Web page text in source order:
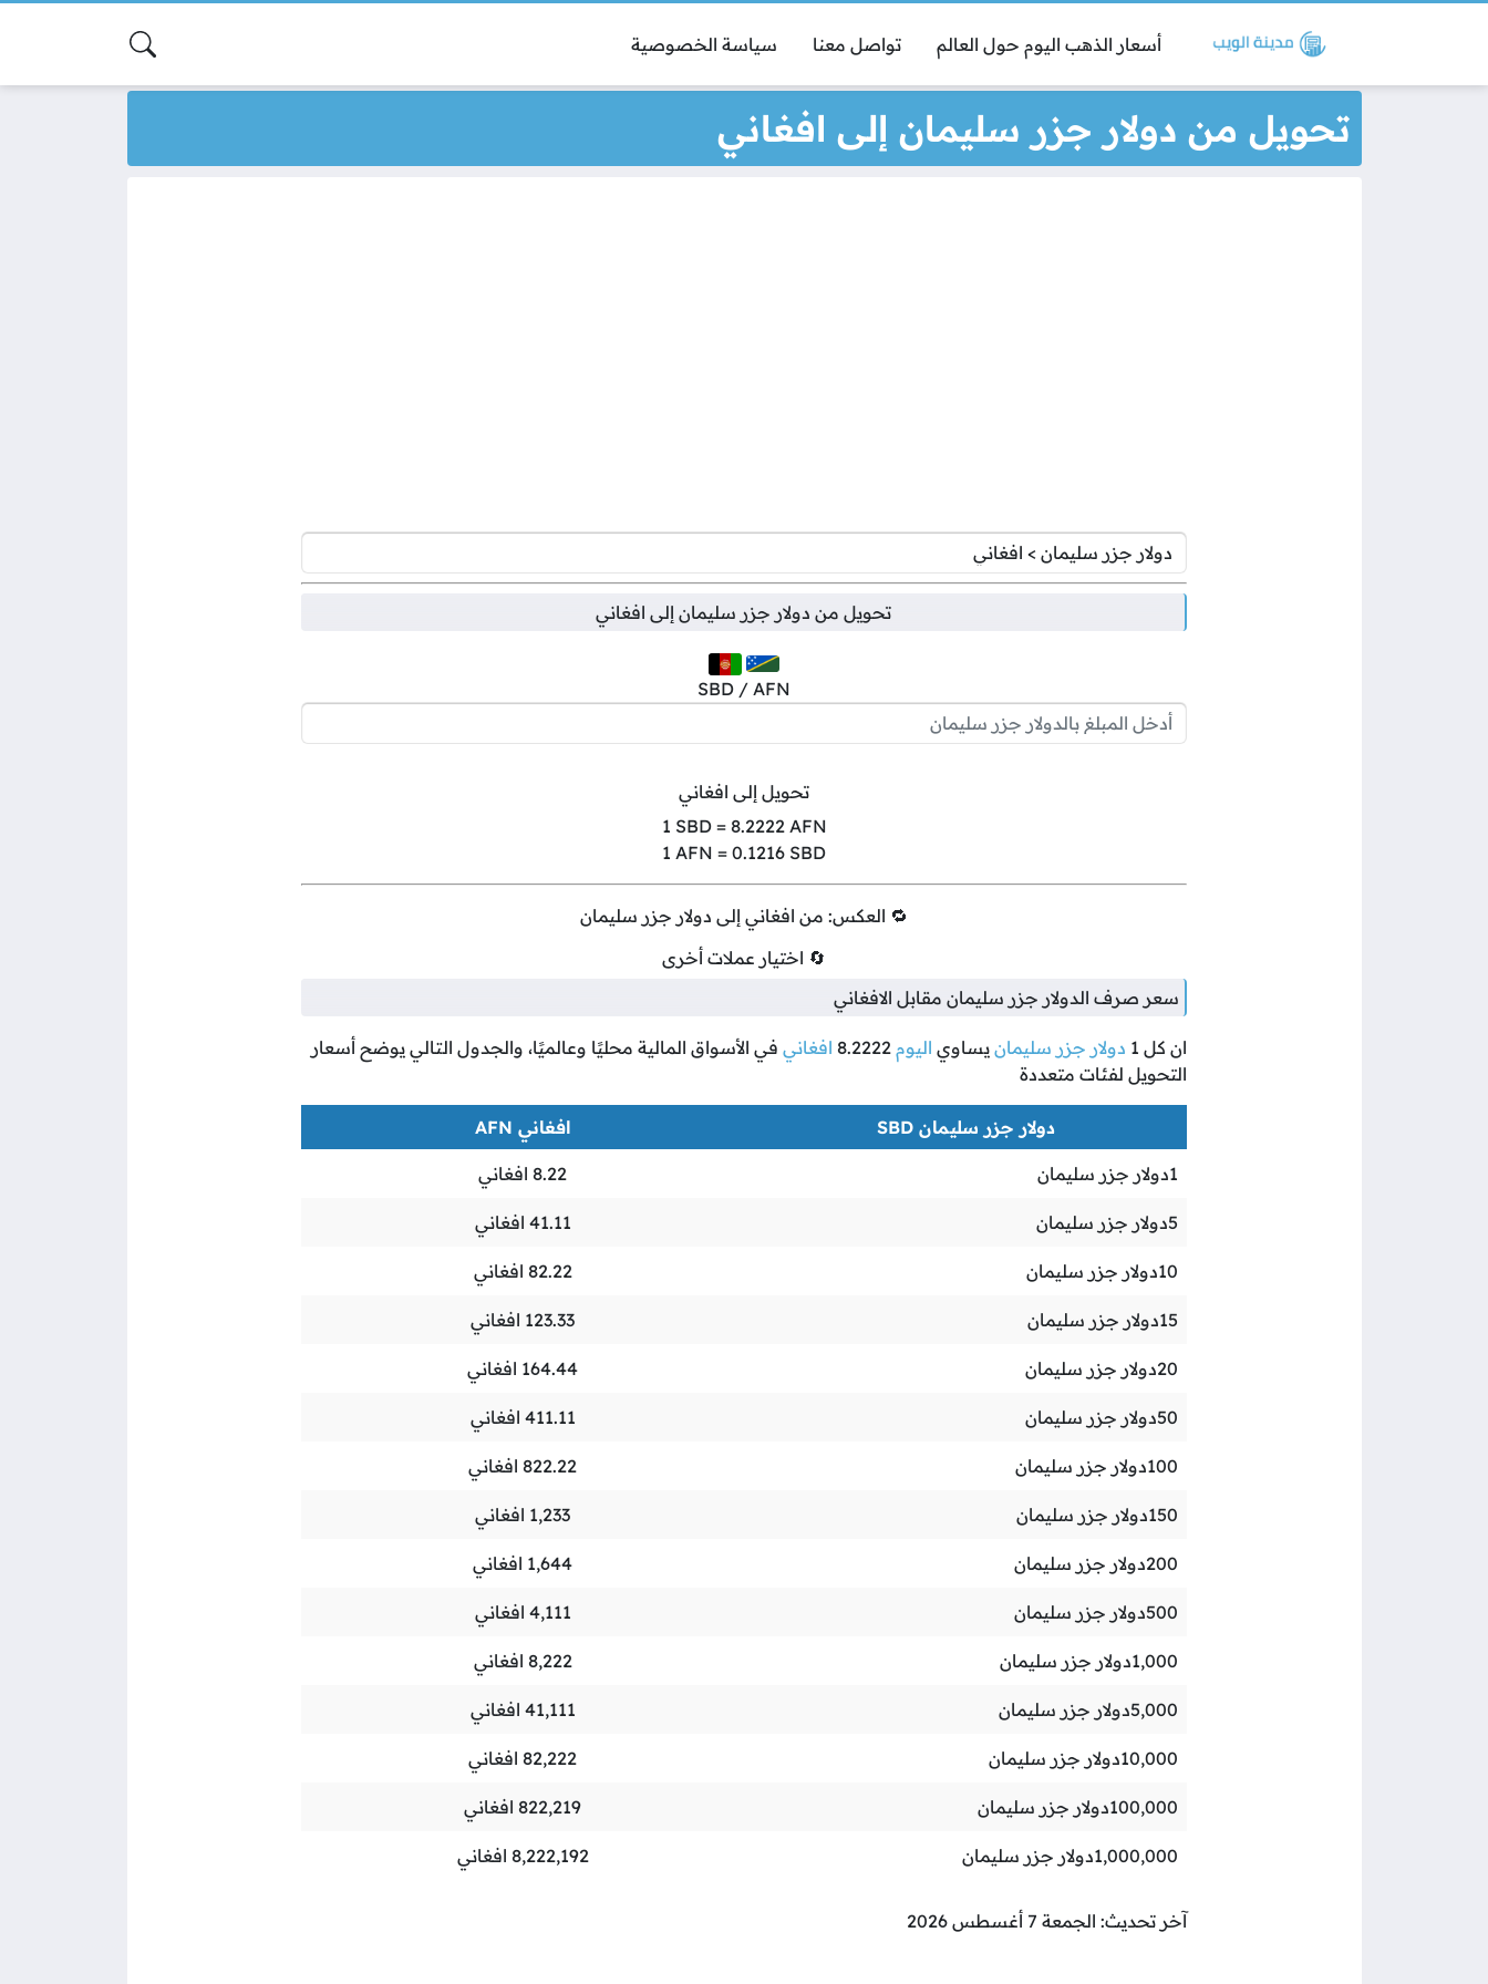
أسعار الذهب اليوم حول العالم تواصل معنا سياسة الخصوصية
تحويل من دولار جزر سليمان إلى افغاني
تحويل من دولار جزر سليمان إلى افغاني
SBD / AFN
تحويل إلى افغاني
1 SBD = 8.2222AFN
1 AFN = 0.1216 SBD
🔁 العكس: من افغاني إلى دولار جزر سليمان
🔄 اختيار عملات أخرى
سعر صرف الدولار جزر سليمان مقابل الافغاني
ان كل 1 دولار جزر سليمان يساوي اليوم 8.2222 افغاني في الأسواق المالية محليًا وعالميًا، والجدول التالي يوضح أسعار
التحويل لفئات متعددة
دولار جزر سليمان SBD افغاني AFN
1دولار جزر سليمان 8.22 افغاني
5دولار جزر سليمان 41.11 افغاني
10دولار جزر سليمان 82.22 افغاني
15دولار جزر سليمان 123.33 افغاني
20دولار جزر سليمان 164.44 افغاني
50دولار جزر سليمان 411.11 افغاني
100دولار جزر سليمان 822.22 افغاني
150دولار جزر سليمان 1,233 افغاني
200دولار جزر سليمان 1,644 افغاني
500دولار جزر سليمان 4,111 افغاني
1,000دولار جزر سليمان 8,222 افغاني
5,000دولار جزر سليمان 41,111 افغاني
10,000دولار جزر سليمان 82,222 افغاني
100,000دولار جزر سليمان 822,219 افغاني
1,000,000دولار جزر سليمان 8,222,192 افغاني
آخر تحديث: الجمعة 7 أغسطس 2026